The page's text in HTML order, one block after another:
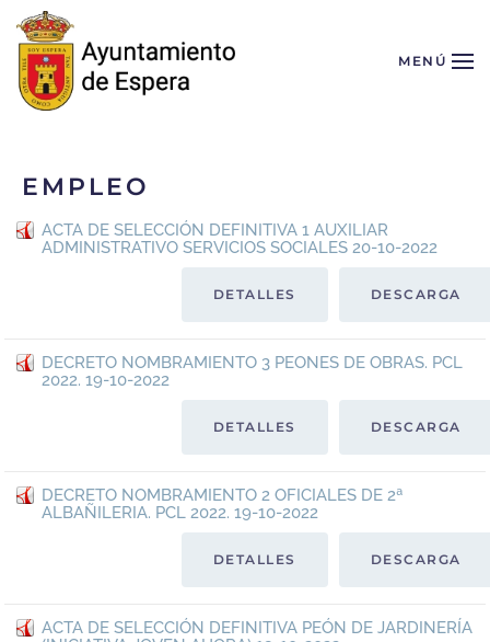
Skip to main content MENÚ
EMPLEO
ACTA DE SELECCIÓN DEFINITIVA 1 AUXILIAR
ADMINISTRATIVO SERVICIOS SOCIALES 20-10-2022
DESCARGA
DETALLES
DECRETO NOMBRAMIENTO 3 PEONES DE OBRAS. PCL
2022. 19-10-2022
DESCARGA
DETALLES
DECRETO NOMBRAMIENTO 2 OFICIALES DE 2ª
ALBAÑILERIA. PCL 2022. 19-10-2022
DESCARGA
DETALLES
ACTA DE SELECCIÓN DEFINITIVA PEÓN DE JARDINERÍA